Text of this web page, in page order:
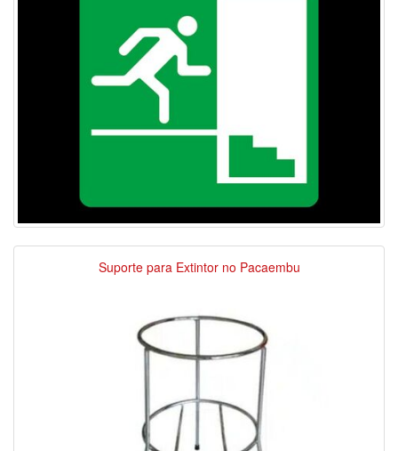
Suporte para Extintor no Pacaembu